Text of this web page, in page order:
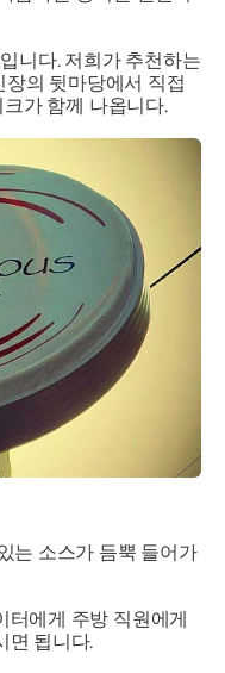
니다. 저희가 추천하는
의 뒷마당에서 직접
가 함께 나옵니다.
는 소스가 듬뿍 들어가
에게 주방 직원에게
면 됩니다.